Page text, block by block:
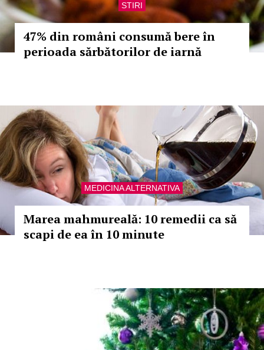
STIRI
47% din români consumă bere în
perioada sărbătorilor de iarnă
MEDICINA ALTERNATIVA
Marea mahmureală: 10 remedii ca să
scapi de ea în 10 minute